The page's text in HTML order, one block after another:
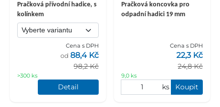
Pračková přívodní hadice, s
kolínkem
Cena s DPH
98,2 Kč
od 88,4 Kč
>300 ks
Detail
Pračková koncovka pro
odpadní hadici 19 mm
Cena s DPH
24,8 Kč
22,3 Kč
9,0 ks
ks Koupit